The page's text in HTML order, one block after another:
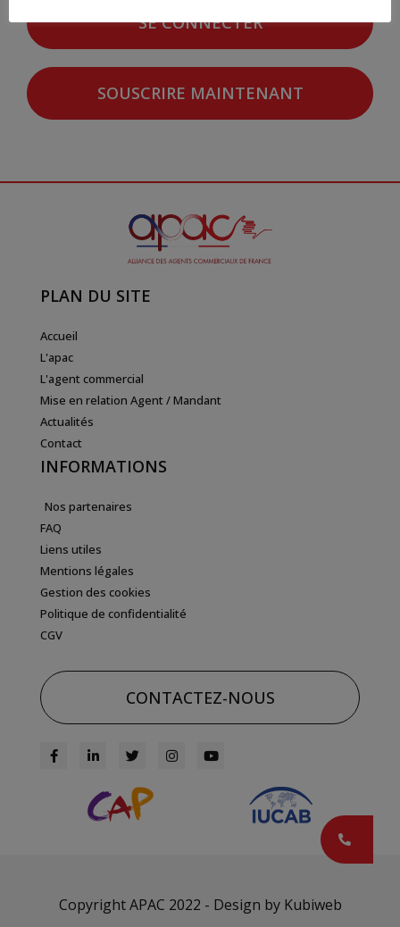
SE CONNECTER
SOUSCRIRE MAINTENANT
PLAN DU SITE
Accueil
L'apac
L'agent commercial
Mise en relation Agent / Mandant
Actualités
Contact
INFORMATIONS
Nos partenaires
FAQ
Liens utiles
Mentions légales
Gestion des cookies
Politique de confidentialité
CGV
CONTACTEZ-NOUS
Copyright APAC 2022 - Design by Kubiweb